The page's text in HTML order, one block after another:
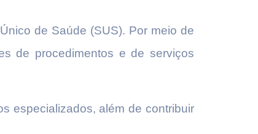
de Saúde (SUS). Por meio de
de procedimentos e de serviços
especializados, além de contribuir